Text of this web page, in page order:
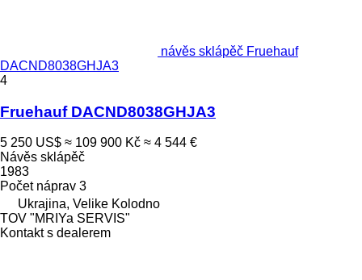
návěs sklápěč Fruehauf
DACND8038GHJA3
4
Fruehauf DACND8038GHJA3
5 250 US$ ≈ 109 900 Kč ≈ 4 544 €
Návěs sklápěč
1983
Počet náprav 3
Ukrajina, Velike Kolodno
TOV "MRIYa SERVIS"
Kontakt s dealerem